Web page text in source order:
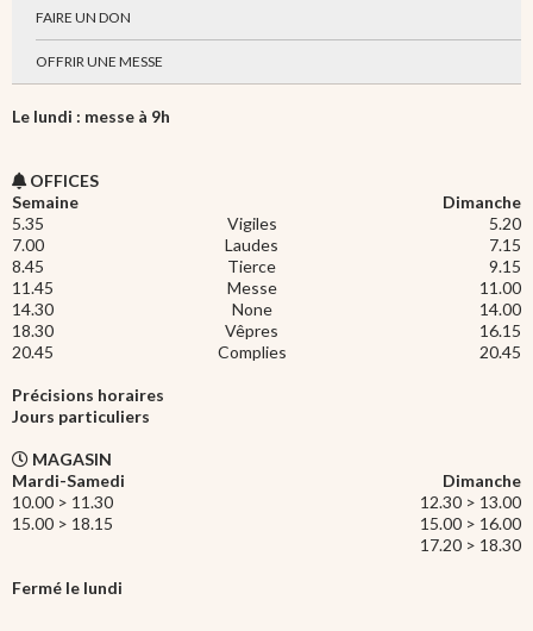
FAIRE UN DON
OFFRIR UNE MESSE
Le lundi : messe à 9h
OFFICES
Semaine
Dimanche
5.35
Vigiles
5.20
7.00
Laudes
7.15
8.45
Tierce
9.15
11.45
Messe
11.00
14.30
None
14.00
18.30
Vêpres
16.15
20.45
Complies 20.45
Précisions horaires
Jours particuliers
MAGASIN
Mardi-Samedi
Dimanche
10.00 > 11.30
12.30 > 13.00
15.00 > 18.15
15.00 > 16.00
17.20 > 18.30
Fermé le lundi